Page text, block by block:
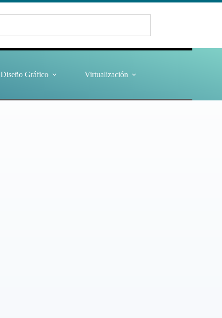
Diseño Gráfico Virtualización